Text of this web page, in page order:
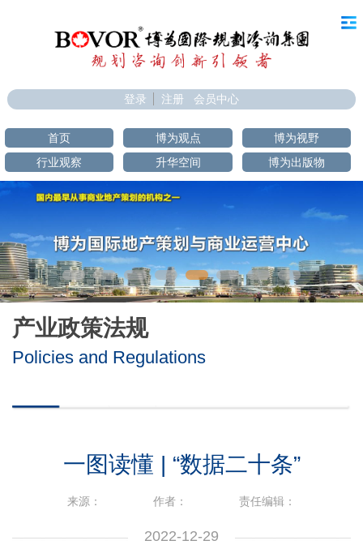
登录 注册 会员中心
首页 博为观点
博为视野
行业观察
升华空间 博为出版物
产业政策法规
Policies and Regulations
一图读懂 | “数据二十条”
来源： 作者： 责任编辑：
2022-12-29